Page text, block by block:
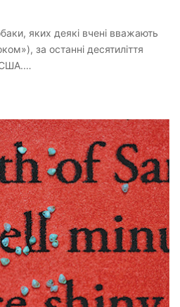
яких деякі вчені вважають
за останні десятиліття
США.…